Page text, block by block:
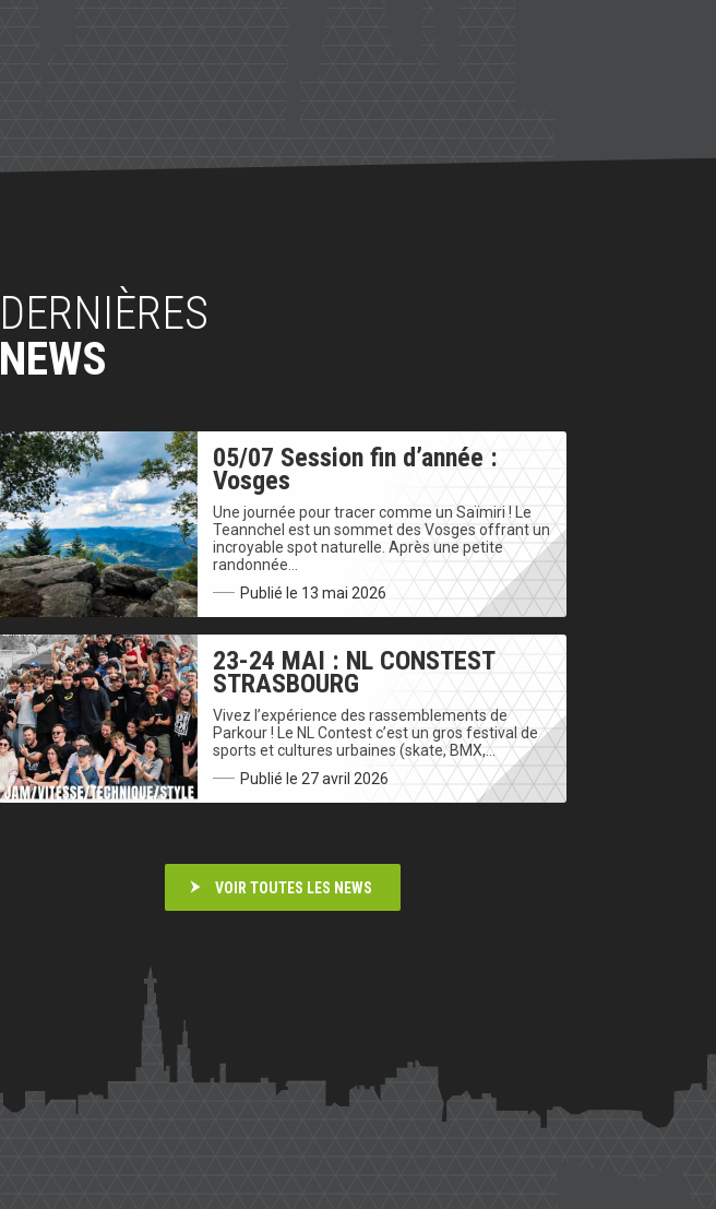
DERNIÈRES
NEWS
05/07 Session fin d’année :
Vosges
Une journée pour tracer comme un Saïmiri ! Le
Teannchel est un sommet des Vosges offrant un
incroyable spot naturelle. Après une petite
randonnée…
Publié le 13 mai 2026
23-24 MAI : NL CONSTEST
STRASBOURG
Vivez l’expérience des rassemblements de
Parkour ! Le NL Contest c’est un gros festival de
sports et cultures urbaines (skate, BMX,…
Publié le 27 avril 2026
VOIR TOUTES LES NEWS